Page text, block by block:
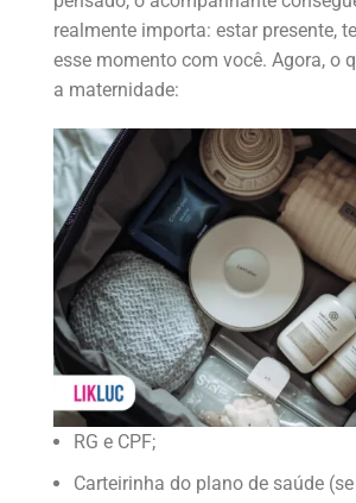
realmente importa: estar presente,
esse momento com você. Agora, o
a maternidade:
RG e CPF;
Carteirinha do plano de saúde